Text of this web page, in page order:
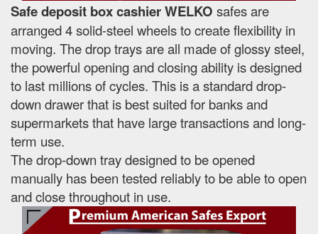
Safe deposit box cashier WELKO safes are
arranged 4 solid-steel wheels to create flexibility in
moving. The drop trays are all made of glossy steel,
the powerful opening and closing ability is designed
to last millions of cycles. This is a standard drop-
down drawer that is best suited for banks and
supermarkets that have large transactions and long-
term use.
The drop-down tray designed to be opened
manually has been tested reliably to be able to open
and close throughout in use.